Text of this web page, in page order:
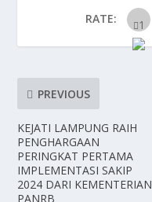
RATE:
PREVIOUS
KEJATI LAMPUNG RAIH
PENGHARGAAN
PERINGKAT PERTAMA
IMPLEMENTASI SAKIP
2024 DARI KEMENTERIAN
PANRB